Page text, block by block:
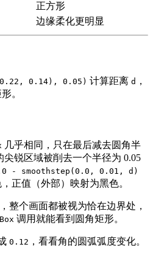
正方形
边缘柔化更明显
0.14), 0.05) 计算距离 d ，
。
几乎相同，只在最后减去圆角半
尖锐区域被削去一个半径为 0.05
- smoothstep(0.0, 0.01, d)
正值（外部）映射为黑色。
，整个画面都被视为恰在边界处，
调用就能看到圆角矩形。
0.12 ，看看角的圆弧弧度变化。